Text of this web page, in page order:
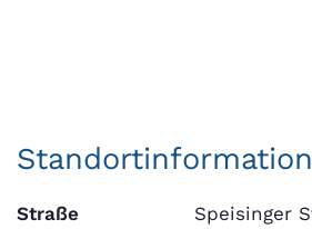
Straße Speisinger